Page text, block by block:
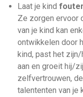
Laat je kind
Ze zorgen ervoor
van je kind kan
ontwikkelen door
kind, past het zijn/
aan en groeit hij/
zelfvertrouwen,
talententen van je